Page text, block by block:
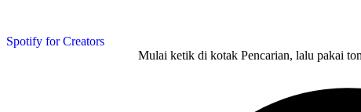
Spotify for Creators
Mulai ketik di kotak Pencarian, lalu pakai